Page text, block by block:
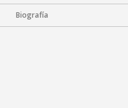
Biografía